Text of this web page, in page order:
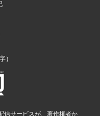
）
信サービスが、著作権者か